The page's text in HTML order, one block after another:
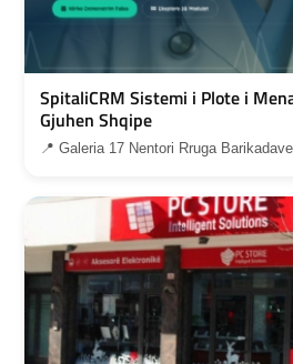
SpitaliCRM Sistemi i Plote i
Gjuhen Shqipe
📍 Galeria 17 Nentori Rruga Barikadave